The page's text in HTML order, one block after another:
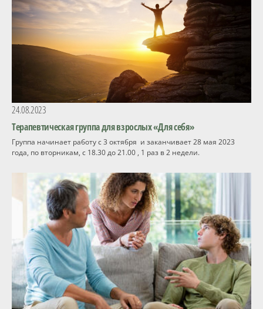
24.08.2023
Терапевтическая группа для взрослых «Для себя»
Группа начинает работу с 3 октября и заканчивает 28 мая 2023
года, по вторникам, с 18.30 до 21.00 , 1 раз в 2 недели.